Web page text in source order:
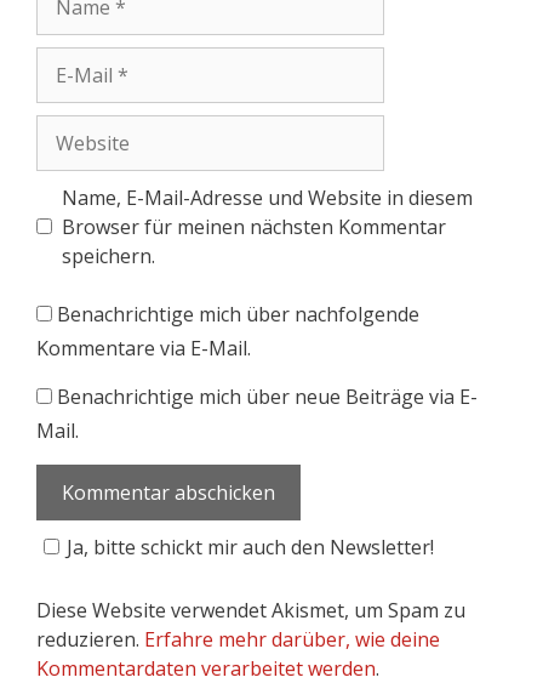
Name, E-Mail-Adresse und Website in diesem
Browser für meinen nächsten Kommentar
speichern.
Benachrichtige mich über nachfolgende
Kommentare via E-Mail.
Benachrichtige mich über neue Beiträge via E-
Mail.
Ja, bitte schickt mir auch den Newsletter!
Diese Website verwendet Akismet, um Spam zu
reduzieren. Erfahre mehr darüber, wie deine
Kommentardaten verarbeitet werden.